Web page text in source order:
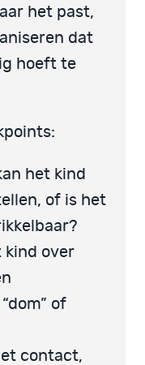
het past,
dat
hoeft te
het kind
of is het
kind over
of
contact,